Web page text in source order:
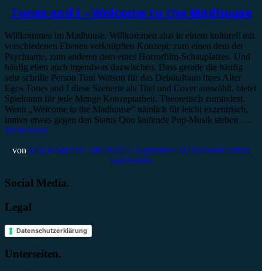
Tones and I – Welcome to the Madhouse
Willkommen im Madhouse. Willkommen also in einem kulturell mit
verschiedenen Ebenen verknüpften Konzept: zum einen dem der
Psychiatrie, zum anderen dem eines Horrorfilm-Schauplatzes. Und
häufig eben auch irgendwas dazwischen. Dass gerade die häufig
sehr schrille Person Toni Watson für das Debütalbum ihres Alter
Egos Tones and I diese Szenerie als Titel und Cover auswählt, bietet
Spielraum für jede Menge Konzeptarbeit. Theoretisch zumindest.
Wenn „Welcome to the Madhouse“ nämlich für leicht exzentrisch,
immer etwas gegen den Status Quo laufende Pop-Musik stehen …
Weiterlesen
von Julia Köhler19. Juli 202117. September 2021 Schreibe einen
Kommentar
Social Media.
Legal
Datenschutzerklärung
Unterseiten.